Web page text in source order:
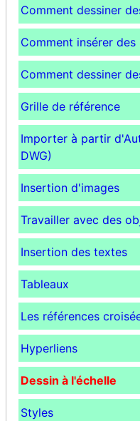
Comment dessiner
Comment insérer des
Comment dessiner
Grille de référence
Importer à partir
DWG)
Insertion d'images
Travailler avec des
Insertion des textes
Tableaux
Les références
Hyperliens
Dessin à l'échelle
Styles